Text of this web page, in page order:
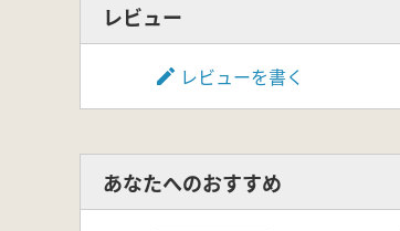
レビュー
レビューを書く
あなたへのおすすめ